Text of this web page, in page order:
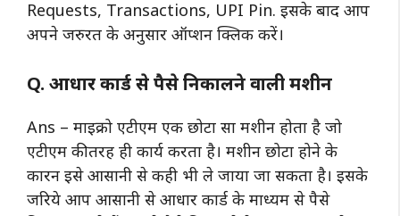
Requests, Transactions, UPI Pin. इसके बाद आप
अपने जरुरत के अनुसार ऑप्शन क्लिक करें।
Q. आधार कार्ड से पैसे निकालने वाली मशीन
Ans – माइक्रो एटीएम एक छोटा सा मशीन होता है जो
एटीएम की तरह ही कार्य करता है। मशीन छोटा होने के
कारन इसे आसानी से कही भी ले जाया जा सकता है। इसके
जरिये आप आसानी से आधार कार्ड के माध्यम से पैसे